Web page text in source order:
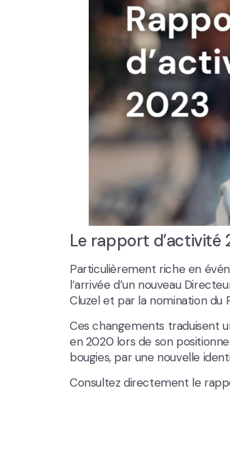
Le rapport d’activité
Particulièrement riche en
l’arrivée d’un nouveau
Cluzel et par la nomination du
Ces changements traduisent
en 2020 lors de son
bougies, par une nouvelle
Consultez directement le